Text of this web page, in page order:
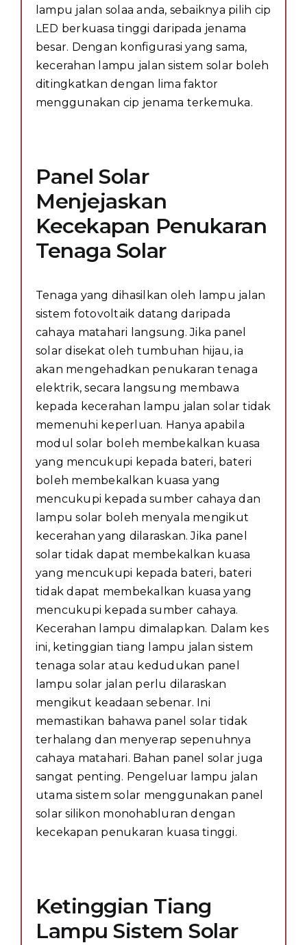
lampu jalan solaa anda, sebaiknya pilih cip
LED berkuasa tinggi daripada jenama
besar. Dengan konfigurasi yang sama,
kecerahan lampu jalan sistem solar boleh
ditingkatkan dengan lima faktor
menggunakan cip jenama terkemuka.
Panel Solar
Menjejaskan
Kecekapan Penukaran
Tenaga Solar
Tenaga yang dihasilkan oleh lampu jalan
sistem fotovoltaik datang daripada
cahaya matahari langsung. Jika panel
solar disekat oleh tumbuhan hijau, ia
akan mengehadkan penukaran tenaga
elektrik, secara langsung membawa
kepada kecerahan lampu jalan solar tidak
memenuhi keperluan. Hanya apabila
modul solar boleh membekalkan kuasa
yang mencukupi kepada bateri, bateri
boleh membekalkan kuasa yang
mencukupi kepada sumber cahaya dan
lampu solar boleh menyala mengikut
kecerahan yang dilaraskan. Jika panel
solar tidak dapat membekalkan kuasa
yang mencukupi kepada bateri, bateri
tidak dapat membekalkan kuasa yang
mencukupi kepada sumber cahaya.
Kecerahan lampu dimalapkan. Dalam kes
ini, ketinggian tiang lampu jalan sistem
tenaga solar atau kedudukan panel
lampu solar jalan perlu dilaraskan
mengikut keadaan sebenar. Ini
memastikan bahawa panel solar tidak
terhalang dan menyerap sepenuhnya
cahaya matahari. Bahan panel solar juga
sangat penting. Pengeluar lampu jalan
utama sistem solar menggunakan panel
solar silikon monohabluran dengan
kecekapan penukaran kuasa tinggi.
Ketinggian Tiang
Lampu Sistem Solar